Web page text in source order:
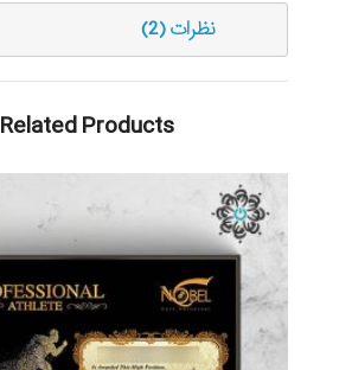
نظرات (2)
Related Products